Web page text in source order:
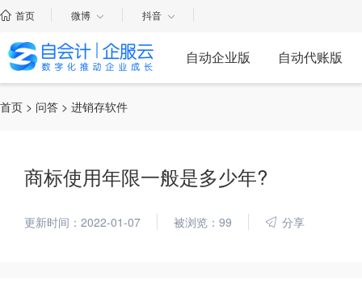
首页 微博 抖音
自动企业版 自动代账版
首页 > 问答 > 进销存软件
商标使用年限一般是多少年?
更新时间：2022-01-07 被浏览：99 分享